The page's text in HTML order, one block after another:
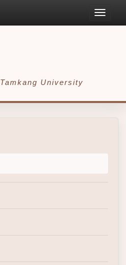
Toggle
Tamkang University